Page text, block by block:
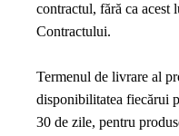
contractul, fără ca acest
Contractului.
Termenul de livrare al
disponibilitatea fiecărui
30 de zile, pentru